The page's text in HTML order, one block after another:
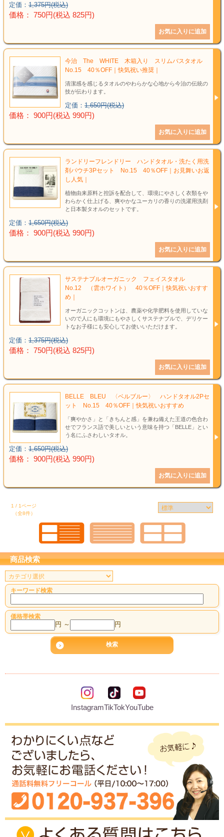
定価： 1,375円(税込)
価格： 750円(税込 825円)
今治 The WHITE 木箱入り スリムバスタオル
No.15 40％OFF｜快気祝い推奨｜
清潔感を感じるタオルのやわらかな心地から今治の伝統の
技が伝わります。
定価： 1,650円(税込)
価格： 900円(税込 990円)
ランドリーフレンドリー ハンドタオル・洗たく用洗
剤パウチ3Pセット No.15 40％OFF｜お見舞いお返
し人気｜
植物由来原料と控訴を配合して、環境にやさしく衣類をや
わらかく仕上げる、爽やかなユーカリの香りの洗濯用洗剤
と日本製タオルのセットです。
定価： 1,650円(税込)
価格： 900円(税込 990円)
サステナブルオーガニック フェイスタオル
No.12 （雲ホワイト） 40％OFF｜快気祝いおすす
め｜
オーガニックコットンは、農薬や化学肥料を使用していな
いので人にも環境にもやさしくサステナブルで、デリケー
トなお子様にも安心してお使いいただけます。
定価： 1,375円(税込)
価格： 750円(税込 825円)
BELLE BLEU 〈ベルブルー〉 ハンドタオル2Pセ
ット No.15 40％OFF｜快気祝いおすすめ
「爽やかさ」と「きちんと感」を兼ね備えた王道の色合わ
せでフランス語で美しいという意味を持つ「BELLE」とい
う名にふさわしいタオル。
定価： 1,650円(税込)
価格： 900円(税込 990円)
1 / 1ページ
（全8件）
商品検索
キーワード検索
価格帯検索
円 ～ 円
InstagramTikTokYouTube